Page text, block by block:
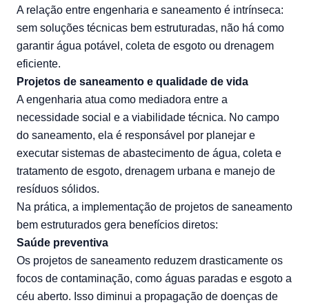
A relação entre engenharia e saneamento é intrínseca:
sem soluções técnicas bem estruturadas, não há como
garantir água potável, coleta de esgoto ou drenagem
eficiente.
Projetos de saneamento e qualidade de vida
A engenharia atua como mediadora entre a
necessidade social e a viabilidade técnica. No campo
do saneamento, ela é responsável por planejar e
executar sistemas de abastecimento de água, coleta e
tratamento de esgoto, drenagem urbana e manejo de
resíduos sólidos.
Na prática, a implementação de projetos de saneamento
bem estruturados gera benefícios diretos:
Saúde preventiva
Os projetos de saneamento reduzem drasticamente os
focos de contaminação, como águas paradas e esgoto a
céu aberto. Isso diminui a propagação de doenças de